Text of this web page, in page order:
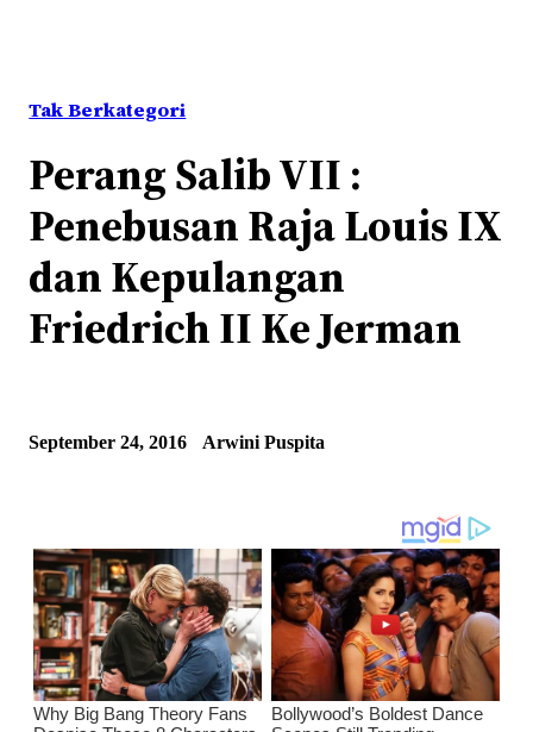
Tak Berkategori
Perang Salib VII :
Penebusan Raja Louis IX
dan Kepulangan
Friedrich II Ke Jerman
September 24, 2016 Arwini Puspita